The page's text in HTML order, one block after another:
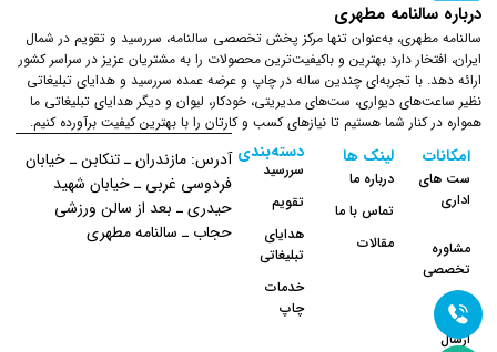
درباره سالنامه مطهری
سالنامه مطهری، به‌عنوان تنها مرکز پخش تخصصی سالنامه، سررسید و تقویم در شمال
ایران، افتخار دارد بهترین و باکیفیت‌ترین محصولات را به مشتریان عزیز در سراسر کشور
ارائه دهد. با تجربه‌ای چندین ساله در چاپ و عرضه عمده سررسید و هدایای تبلیغاتی
نظیر ساعت‌های دیواری، ست‌های مدیریتی، خودکار، لیوان و دیگر هدایای تبلیغاتی ما
همواره در کنار شما هستیم تا نیازهای کسب و کارتان را با بهترین کیفیت برآورده کنیم.
لینک ها
درباره ما
تماس با ما
مقالات
دسته‌بندی
سررسید
تقویم
هدایای
تبلیغاتی
خدمات
چاپ
امکانات
ست های
اداری
مشاوره
تخصصی
نحوه
ارسال
آدرس: مازندران ـ تنکابن ـ خیابان
فردوسی غربی ـ خیابان شهید
حیدری ـ بعد از سالن ورزشی
حجاب ـ سالنامه مطهری